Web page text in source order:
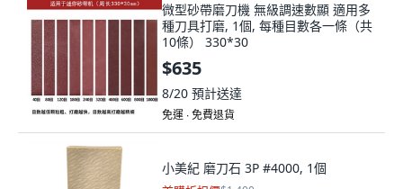
微型砂帶磨刀機 無級調速數顯 適用多
種刀具打磨, 1個, 每種目數各一條（共
10條） 330*30
$635
8/20 預計送達
免運 ∙ 免費退貨
小美紀 磨刀石 3P #4000, 1個